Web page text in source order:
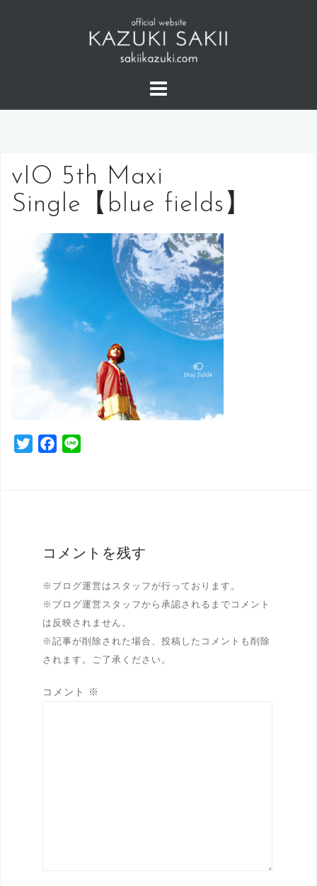
vIO 5th Maxi
Single【blue fields】
o
コメントを残す
※ブログ運営はスタッフが行っております。
※ブログ運営スタッフから承認されるまでコメント
は反映されません。
※記事が削除された場合、投稿したコメントも削除
されます。ご了承ください。
コメント ※